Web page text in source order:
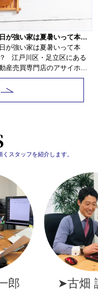
西日が強い家は夏暑いって本当？
が強い家は夏暑いって本
にある
産売買専門店のアサイホ
スタッフを紹介します。
郎 ➤岩井